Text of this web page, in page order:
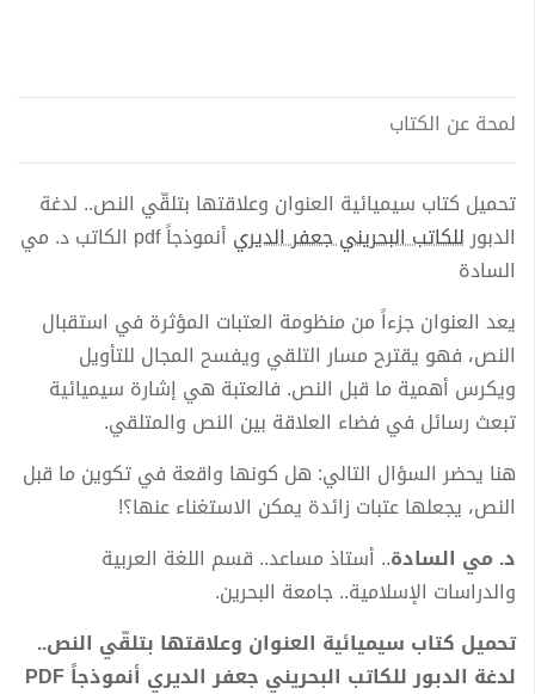
لمحة عن الكتاب
تحميل كتاب سيميائية العنوان وعلاقتها بتلقّي النص.. لدغة
الدبورللكاتب البحريني جعفر الديري
أنموذجاً pdf الكاتب د. مي
السادة
يعد العنوان جزءاً من منظومة العتبات المؤثرة في استقبال
النص، فهو يقترح مسار التلقي ويفسح المجال للتأويل
ويكرس أهمية ما قبل النص. فالعتبة هي إشارة سيميائية
تبعث رسائل في فضاء العلاقة بين النص والمتلقي.
هنا يحضر السؤال التالي: هل كونها واقعة في تكوين ما قبل
النص، يجعلها عتبات زائدة يمكن الاستغناء عنها؟!
د. مي السادة.. أستاذ مساعد.. قسم اللغة العربية
والدراسات الإسلامية.. جامعة البحرين.
تحميل كتاب سيميائية العنوان وعلاقتها بتلقّي النص..
لدغة الدبور للكاتب البحريني جعفر الديري أنموذجاً PDF